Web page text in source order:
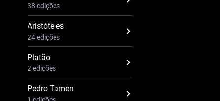
38 edições
Aristóteles
24 edições
Platão
2 edições
Pedro Tamen
1 edições